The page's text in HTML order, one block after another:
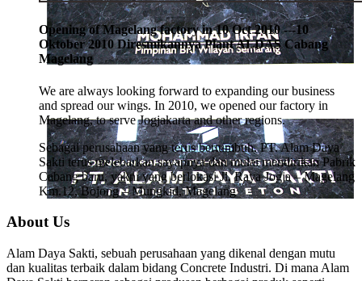
Opening of Magelang factory in 10 Oct 2010 ---10
Oktober 2010 Diresmikannya Plant ALDAS Cabang
Magelang
We are always looking forward to expanding our business
and spread our wings. In 2010, we opened our factory in
Magelang, to serve Jogjakarta and other regions.
Sebagai perusahaan yang terus bertumbuh, PT. Alam Daya
Sakti terus melebarkan sayapnya dan mulai mendirikan Pabrik
Cabang baru, yakni yang berlokasi Jl. Raya Jogja – Magelang
Km.12, Bojong – Mungkid, Magelang
About Us
Alam Daya Sakti, sebuah perusahaan yang dikenal dengan mutu
dan kualitas terbaik dalam bidang Concrete Industri. Di mana Alam